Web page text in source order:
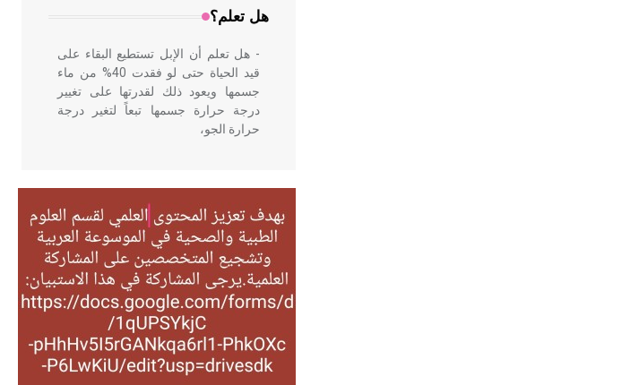
هل تعلم؟
- هل تعلم أن الإبل تستطيع البقاء على
قيد الحياة حتى لو فقدت 40% من ماء
جسمها ويعود ذلك لقدرتها على تغيير
درجة حرارة جسمها تبعاً لتغير درجة
حرارة الجو،
- هل تعلم أن أبقراط كتب في الطب
أربعة مؤلفات هي: الحكم، الأدلة، تنظيم
التغذية، ورسالته في جروح الرأس.
ويعود له الفضل بأنه حرر الطب من
الدين والفلسفة.
- هل تعلم أن المرجان إفراز حيواني
يتكون في البحر ويتركب من مادة
كربونات الكلسيوم، وهو أحمر أو شديد
الحمرة وهو أجود أنواعه، ويمتاز بكبر